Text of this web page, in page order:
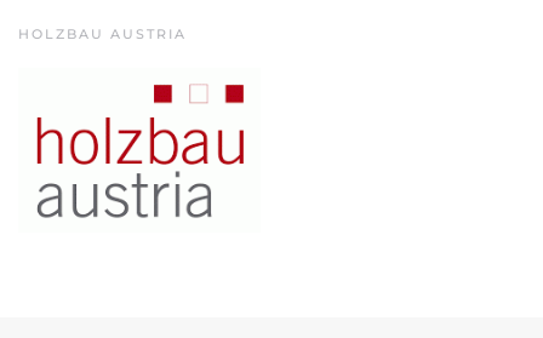
HOLZBAU AUSTRIA